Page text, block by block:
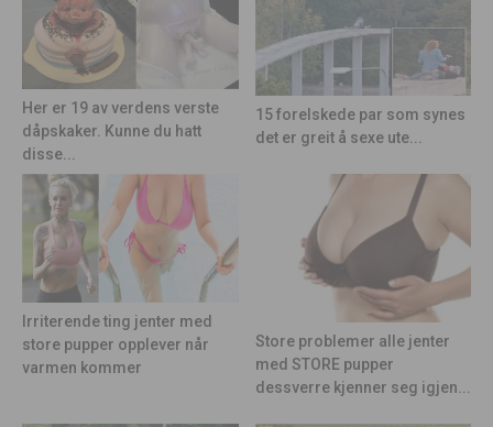
Her er 19 av verdens verste
dåpskaker. Kunne du hatt
disse...
15 forelskede par som synes
det er greit å sexe ute...
Irriterende ting jenter med
store pupper opplever når
varmen kommer
Store problemer alle jenter
med STORE pupper
dessverre kjenner seg igjen...